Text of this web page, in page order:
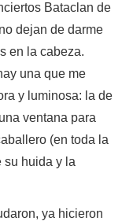
Bataclan de
dejan de darme
en la cabeza.
una que me
y luminosa: la de
ventana para
(en toda la
su huida y la
ya hicieron